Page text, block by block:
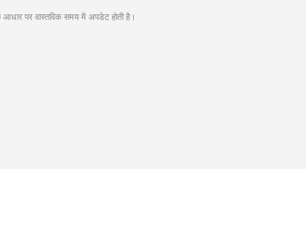
पर वास्तविक समय में अपडेट होती है।